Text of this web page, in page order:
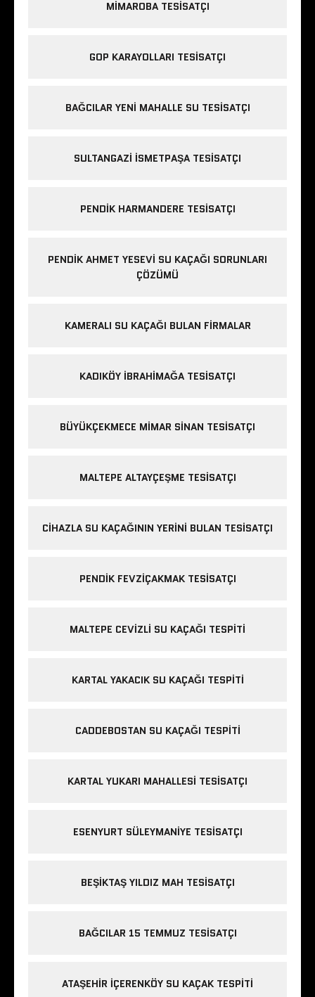
MIMAROBA TESISATÇI
GOP KARAYOLLARI TESISATÇI
BAĞCILAR YENI MAHALLE SU TESISATÇI
SULTANGAZI ISMETPAŞA TESISATÇI
PENDIK HARMANDERE TESISATÇI
PENDIK AHMET YESEVI SU KAÇAĞI SORUNLARI
ÇÖZÜMÜ
KAMERALI SU KAÇAĞI BULAN FIRMALAR
KADIKÖY IBRAHIMAĞA TESISATÇI
BÜYÜKÇEKMECE MIMAR SINAN TESISATÇI
MALTEPE ALTAYÇEŞME TESISATÇI
CIHAZLA SU KAÇAĞININ YERINI BULAN TESISATÇI
PENDIK FEVZIÇAKMAK TESISATÇI
MALTEPE CEVIZLI SU KAÇAĞI TESPITI
KARTAL YAKACIK SU KAÇAĞI TESPITI
CADDEBOSTAN SU KAÇAĞI TESPITI
KARTAL YUKARI MAHALLESI TESISATÇI
ESENYURT SÜLEYMANIYE TESISATÇI
BEŞIKTAŞ YILDIZ MAH TESISATÇI
BAĞCILAR 15 TEMMUZ TESISATÇI
ATAŞEHIR IÇERENKÖY SU KAÇAK TESPITI